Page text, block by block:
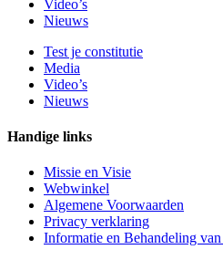
Video’s
Nieuws
Test je constitutie
Media
Video’s
Nieuws
Handige links
Missie en Visie
Webwinkel
Algemene Voorwaarden
Privacy verklaring
Informatie en Behandeling